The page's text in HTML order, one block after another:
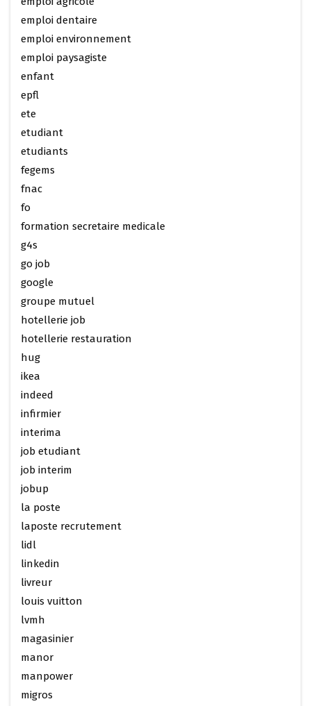
emploi dentaire
emploi environnement
emploi paysagiste
enfant
epfl
ete
etudiant
etudiants
fegems
fnac
fo
formation secretaire medicale
g4s
go job
google
groupe mutuel
hotellerie job
hotellerie restauration
hug
ikea
indeed
infirmier
interima
job etudiant
job interim
jobup
la poste
laposte recrutement
lidl
linkedin
livreur
louis vuitton
lvmh
magasinier
manor
manpower
migros